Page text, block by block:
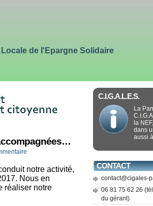
de l'Epargne Solidaire
notre activité,
Nous en
réaliser notre
C.I.G.A.L.E.S.
La
la
dans
aussi
CONTACT
contact@cigales-
06 81 75 62 26
du gérant)